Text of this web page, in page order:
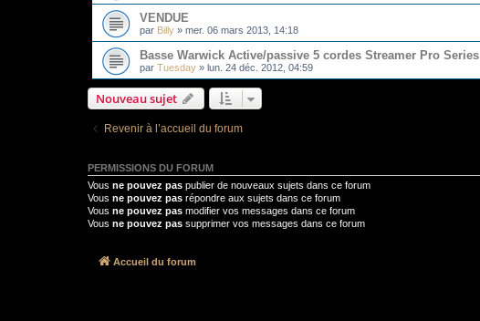
VENDUE
par Billy » mer. 06 mars 2013, 14:18
Basse Warwick Active/passive 5 cordes Streamer Pro Series
par Tuesday » lun. 24 déc. 2012, 04:59
Nouveau sujet
Revenir à l’accueil du forum
PERMISSIONS DU FORUM
Vous ne pouvez pas publier de nouveaux sujets dans ce forum
Vous ne pouvez pas répondre aux sujets dans ce forum
Vous ne pouvez pas modifier vos messages dans ce forum
Vous ne pouvez pas supprimer vos messages dans ce forum
Accueil du forum